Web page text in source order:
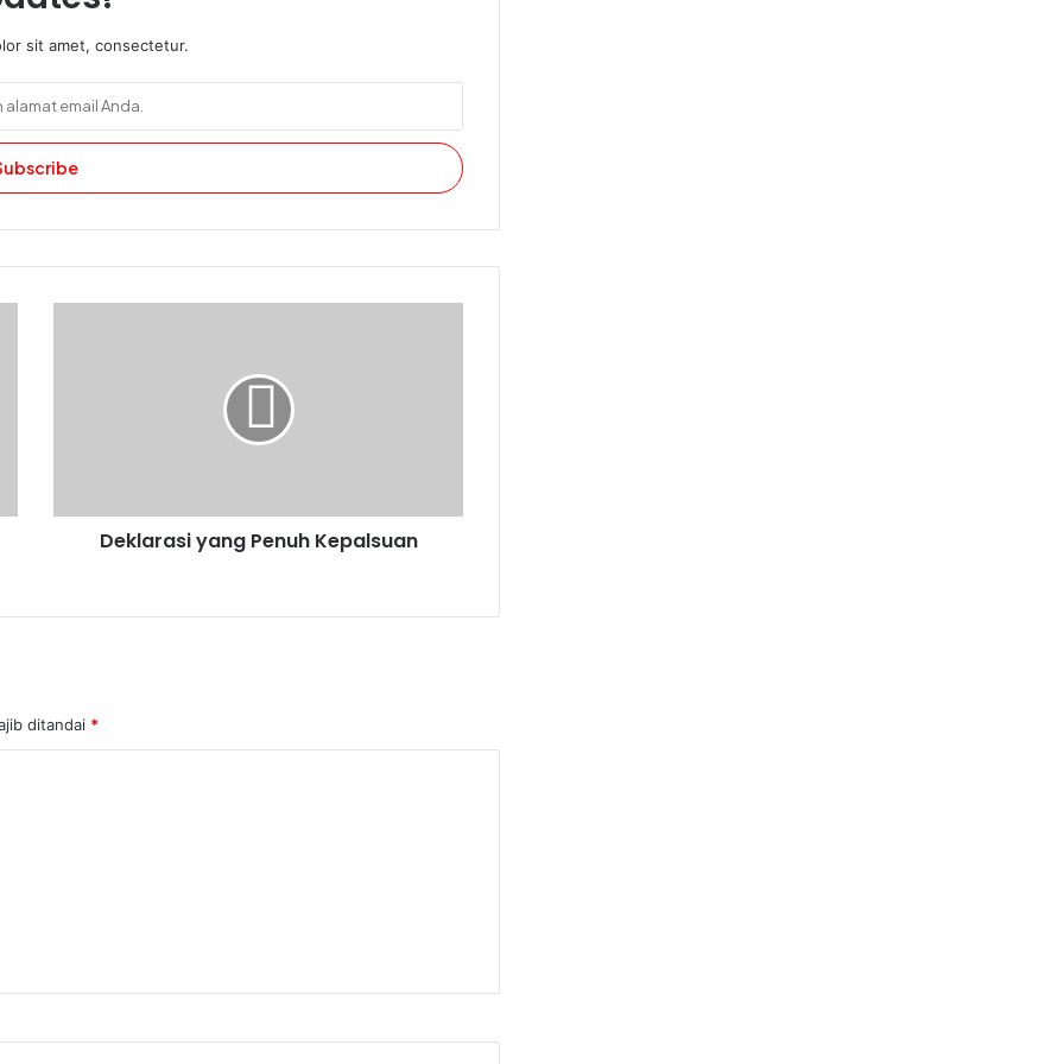
sit amet, consectetur.
Deklarasi yang Penuh Kepalsuan
ditandai *